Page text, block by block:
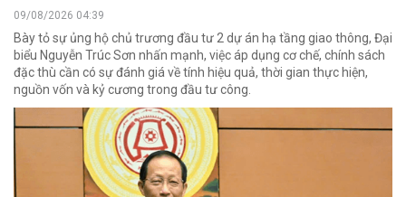
09/08/2026 04:39
Bày tỏ sự ủng hộ chủ trương đầu tư 2 dự án hạ tầng giao thông, Đại
biểu Nguyễn Trúc Sơn nhấn mạnh, việc áp dụng cơ chế, chính sách
đặc thù cần có sự đánh giá về tính hiệu quả, thời gian thực hiện,
nguồn vốn và kỷ cương trong đầu tư công.